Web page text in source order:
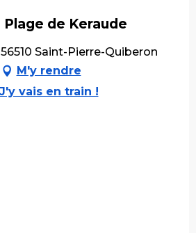
Plage de Keraude
Saint-Pierre-Quiberon
M'y rendre
J'y vais en train !